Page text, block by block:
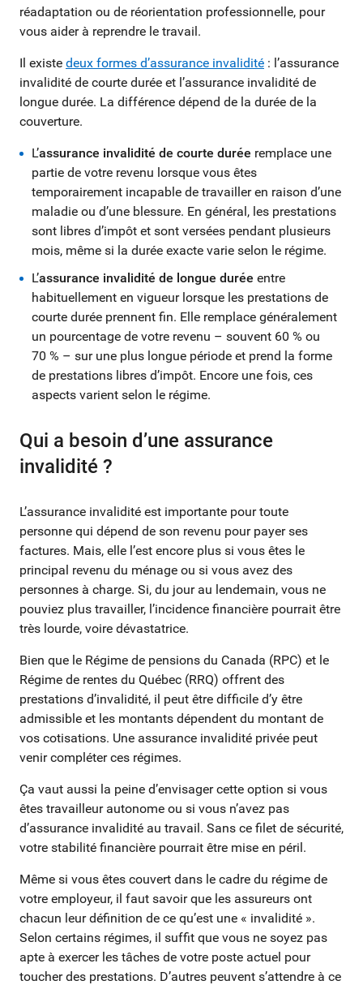
réadaptation ou de réorientation professionnelle, pour
vous aider à reprendre le travail.
Il existe deux formes d’assurance invalidité : l’assurance
invalidité de courte durée et l’assurance invalidité de
longue durée. La différence dépend de la durée de la
couverture.
L’assurance invalidité de courte durée remplace une
partie de votre revenu lorsque vous êtes
temporairement incapable de travailler en raison d’une
maladie ou d’une blessure. En général, les prestations
sont libres d’impôt et sont versées pendant plusieurs
mois, même si la durée exacte varie selon le régime.
L’assurance invalidité de longue durée entre
habituellement en vigueur lorsque les prestations de
courte durée prennent fin. Elle remplace généralement
un pourcentage de votre revenu – souvent 60 % ou
70 % – sur une plus longue période et prend la forme
de prestations libres d’impôt. Encore une fois, ces
aspects varient selon le régime.
Qui a besoin d’une assurance
invalidité ?
L’assurance invalidité est importante pour toute
personne qui dépend de son revenu pour payer ses
factures. Mais, elle l’est encore plus si vous êtes le
principal revenu du ménage ou si vous avez des
personnes à charge. Si, du jour au lendemain, vous ne
pouviez plus travailler, l’incidence financière pourrait être
très lourde, voire dévastatrice.
Bien que le Régime de pensions du Canada (RPC) et le
Régime de rentes du Québec (RRQ) offrent des
prestations d’invalidité, il peut être difficile d’y être
admissible et les montants dépendent du montant de
vos cotisations. Une assurance invalidité privée peut
venir compléter ces régimes.
Ça vaut aussi la peine d’envisager cette option si vous
êtes travailleur autonome ou si vous n’avez pas
d’assurance invalidité au travail. Sans ce filet de sécurité,
votre stabilité financière pourrait être mise en péril.
Même si vous êtes couvert dans le cadre du régime de
votre employeur, il faut savoir que les assureurs ont
chacun leur définition de ce qu’est une « invalidité ».
Selon certains régimes, il suffit que vous ne soyez pas
apte à exercer les tâches de votre poste actuel pour
toucher des prestations. D’autres peuvent s’attendre à ce